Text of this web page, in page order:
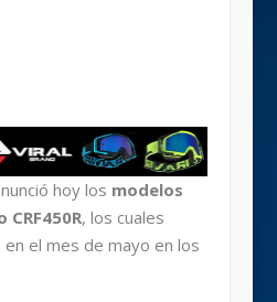
hoy los modelos
, los cuales
el mes de mayo en los